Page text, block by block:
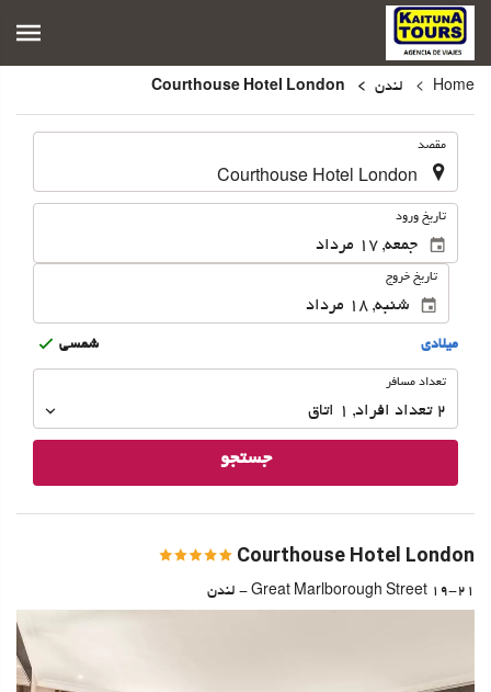
Home لندن
مقصد
تاریخ ورود
تاریخ خروج
ميلادى شمسى
تعداد
تعداد مسافر
2 تعداد افراد ,
1 اتاق
جستجو
Courthouse Hotel London
19-21 Great Marlborough Street - لندن